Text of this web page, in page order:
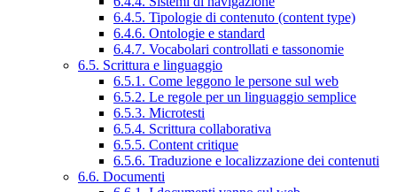
6.4.5. Tipologie di contenuto (content type)
6.4.6. Ontologie e standard
6.4.7. Vocabolari controllati e tassonomie
6.5. Scrittura e linguaggio
6.5.1. Come leggono le persone sul web
6.5.2. Le regole per un linguaggio semplice
6.5.3. Microtesti
6.5.4. Scrittura collaborativa
6.5.5. Content critique
6.5.6. Traduzione e localizzazione dei contenuti
6.6. Documenti